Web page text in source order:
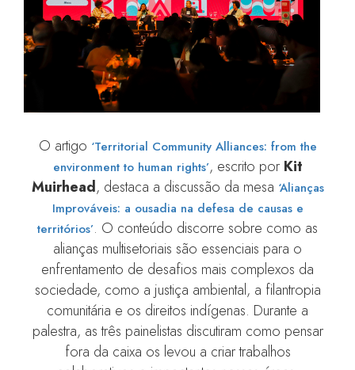
O artigo ‘Territorial Community Alliances: from the
environment to human rights’, escrito por Kit
Muirhead, destaca a discussão da mesa ‘Alianças
Improváveis: a ousadia na defesa de causas e
territórios’. O conteúdo discorre sobre como as
alianças multisetoriais são essenciais para o
enfrentamento de desafios mais complexos da
sociedade, como a justiça ambiental, a filantropia
comunitária e os direitos indígenas. Durante a
palestra, as três painelistas discutiram como pensar
fora da caixa os levou a criar trabalhos